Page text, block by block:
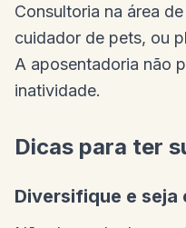
Consultoria na área
cuidador de pets, ou
A aposentadoria não
inatividade.
Dicas para ter
Diversifique e seja